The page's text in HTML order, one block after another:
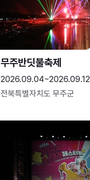
무주반딧불축제
2026.09.04~2026.09.12
전북특별자치도 무주군